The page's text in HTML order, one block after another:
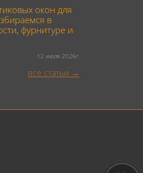
окон для
в
фурнитуре и
12 июля 2026г.
все статьи